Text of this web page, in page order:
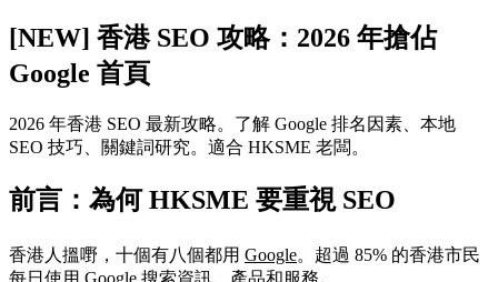
[NEW] 香港 SEO 攻略：2026 年搶佔
Google 首頁
2026 年香港 SEO 最新攻略。了解 Google 排名因素、本地
SEO 技巧、關鍵詞研究。適合 HKSME 老闆。
前言：為何 HKSME 要重視 SEO
香港人搵嘢，十個有八個都用 Google。超過 85% 的香港市民
每日使用 Google 搜索資訊、產品和服務。